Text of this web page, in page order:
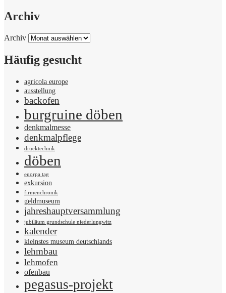
Archiv
Archiv
Häufig gesucht
agricola europe
ausstellung
backofen
burgruine döben
denkmalmesse
denkmalpflege
drucktechnik
döben
euorpa tag
exkursion
firmenchronik
geldmuseum
jahreshauptversammlung
jubiläum grundschule niederlungwitz
kalender
kleinstes museum deutschlands
lehmbau
lehmofen
ofenbau
pegasus-projekt